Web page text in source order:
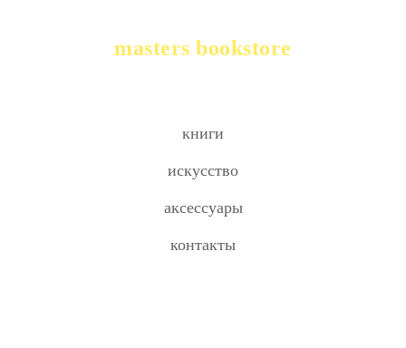
masters bookstore
книги
искусство
аксессуары
контакты